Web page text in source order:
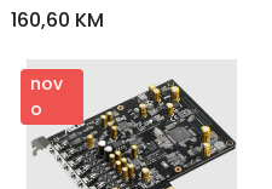
160,60 KM
nov
o